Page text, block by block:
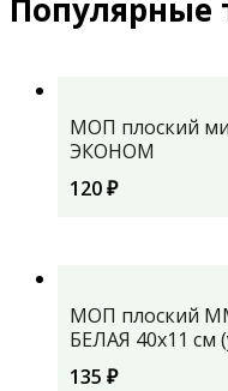
Популярные
МОП плоский
ЭКОНОМ
120₽
МОП плоский
БЕЛАЯ 40х11
135 ₽